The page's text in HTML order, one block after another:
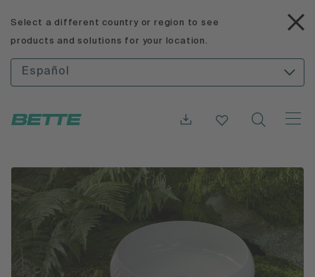
Select a different country or region to see
products and solutions for your location.
Español